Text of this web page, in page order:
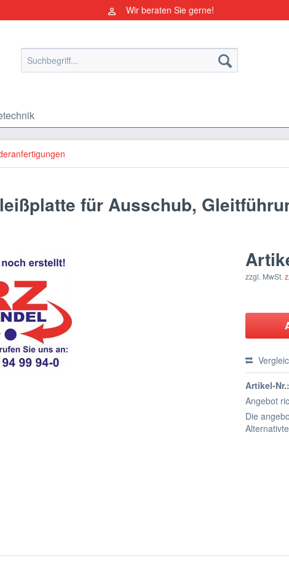
Wir beraten Sie gerne!
für Ausschub,
zzgl. MwSt.
Artikel-Nr.:
Angebot
Die